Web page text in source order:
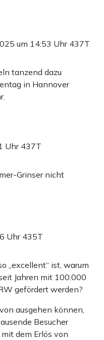
um 14:53 Uhr 437T
tanzend dazu
in Hannover
Uhr 437T
Grinser nicht
Uhr 435T
„excellent“ ist, warum
Jahren mit 100.000
gefördert werden?
ausgehen können,
Besucher
dem Erlös von